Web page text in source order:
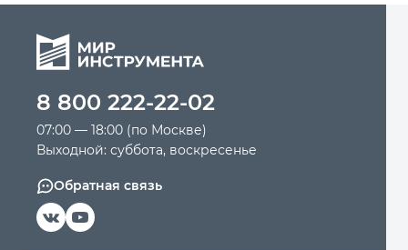
Силовое оборудование
Автомобильный инструмент
Крепежный инструмент
Режущий инструмент
8 800 222-22-02
07:00 — 18:00 (по Москве)
Выходной: суббота, воскресенье
Обратная связь